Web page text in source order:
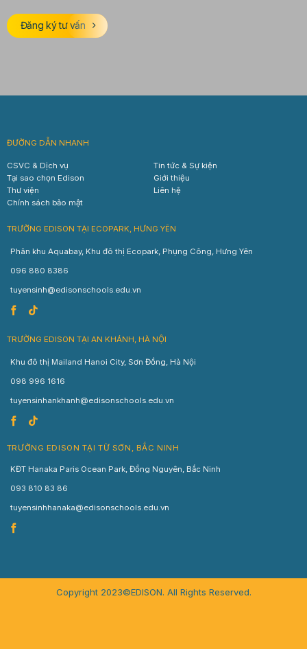
Đăng ký tư vấn
ĐƯỜNG DẪN NHANH
CSVC & Dịch vụ
Tin tức & Sự kiện
Tại sao chọn Edison
Giới thiệu
Thư viện
Liên hệ
Chính sách bảo mật
TRƯỜNG EDISON TẠI ECOPARK, HƯNG YÊN
Phân khu Aquabay, Khu đô thị Ecopark, Phụng Công, Hưng Yên
096 880 8386
tuyensinh@edisonschools.edu.vn
TRƯỜNG EDISON TẠI AN KHÁNH, HÀ NỘI
Khu đô thị Mailand Hanoi City, Sơn Đồng, Hà Nội
098 996 1616
tuyensinhankhanh@edisonschools.edu.vn
TRƯỜNG EDISON TẠI TỪ SƠN, BẮC NINH
KĐT Hanaka Paris Ocean Park, Đồng Nguyên, Bắc Ninh
093 810 83 86
tuyensinhhanaka@edisonschools.edu.vn
Copyright 2023©EDISON. All Rights Reserved.